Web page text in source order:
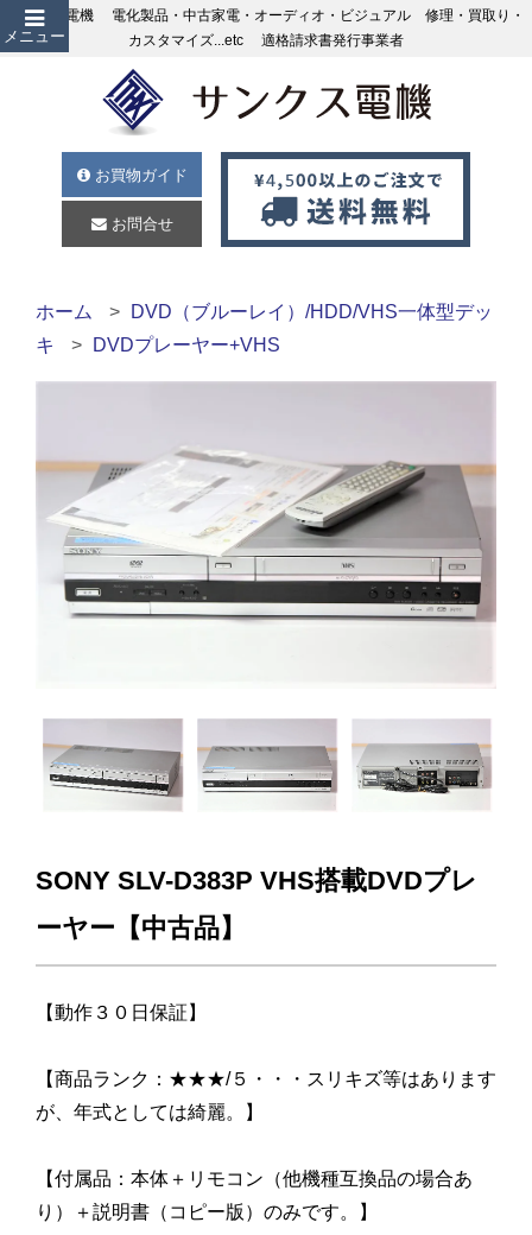
メニュー
サンクス電機 電化製品・中古家電・オーディオ・ビジュアル 修理・買取り・
カスタマイズ...etc 適格請求書発行事業者
お買物ガイド
お問合せ
ホーム
DVD（ブルーレイ）/HDD/VHS一体型デッ
キ
DVDプレーヤー+VHS
SONY SLV-D383P VHS搭載DVDプレ
ーヤー【中古品】
【動作３０日保証】
【商品ランク：★★★/５・・・スリキズ等はあります
が、年式としては綺麗。】
【付属品：本体＋リモコン（他機種互換品の場合あ
り）＋説明書（コピー版）のみです。】